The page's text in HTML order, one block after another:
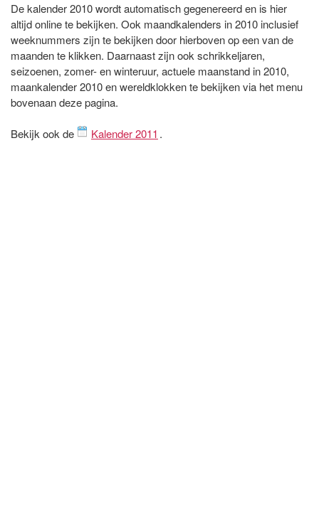
De kalender 2010 wordt automatisch gegenereerd en is hier
altijd online te bekijken. Ook maandkalenders in 2010 inclusief
weeknummers zijn te bekijken door hierboven op een van de
maanden te klikken. Daarnaast zijn ook schrikkeljaren,
seizoenen, zomer- en winteruur, actuele maanstand in 2010,
maankalender 2010 en wereldklokken te bekijken via het menu
bovenaan deze pagina.
Bekijk ook de Kalender 2011 .